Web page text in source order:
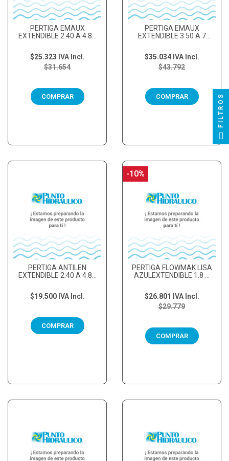
PERTIGA EMAUX
EXTENDIBLE 2.40 A 4.80
$31.654
$25.323 IVA Incl.
COMPRAR
PERTIGA EMAUX
EXTENDIBLE 3.50 A 7
$43.792
$35.034 IVA Incl.
COMPRAR
PERTIGA ANTILEN
EXTENDIBLE 2.40 A 4.80
$19.500 IVA Incl.
COMPRAR
PERTIGA FLOWMAK LISA
AZULEXTENDIBLE 1.8 A
$29.779
$26.801 IVA Incl.
COMPRAR
-10%
FILTROS